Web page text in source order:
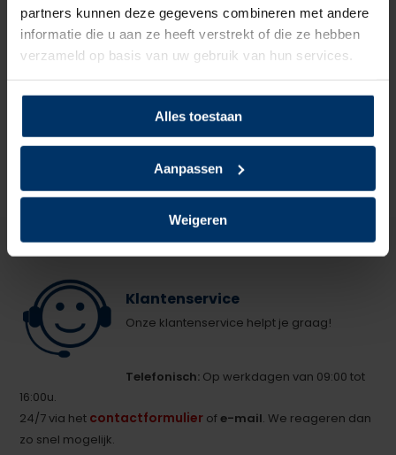
partners kunnen deze gegevens combineren met andere
informatie die u aan ze heeft verstrekt of die ze hebben
verzameld op basis van uw gebruik van hun services.
Alles toestaan
Aanpassen
Weigeren
0van5 Gebaseerd op 0 beoordeling(en)
Schrijf je eigen review
Delen
Klantenservice
Onze klantenservice helpt je graag!
Telefonisch: Op werkdagen van 09:00 tot
16:00u.
24/7 via het contactformulier ofe-mail. We reageren dan
zo snel mogelijk.